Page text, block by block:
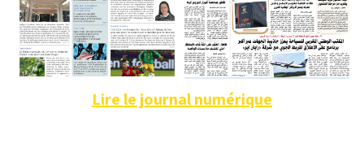
Lire le journal numérique